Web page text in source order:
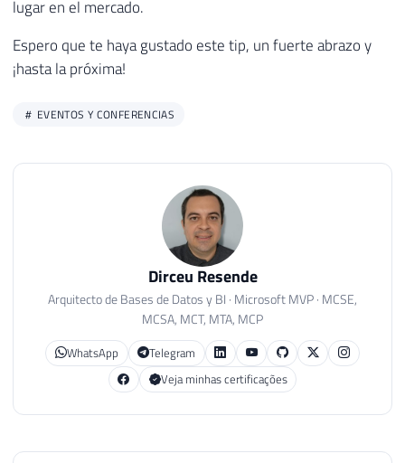
lugar en el mercado.
Espero que te haya gustado este tip, un fuerte abrazo y
¡hasta la próxima!
EVENTOS Y CONFERENCIAS
Dirceu Resende
Arquitecto de Bases de Datos y BI · Microsoft MVP · MCSE,
MCSA, MCT, MTA, MCP
WhatsApp
Telegram
Veja minhas certificações